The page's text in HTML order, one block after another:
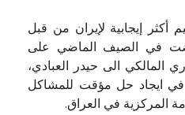
أكثر إيجابية لإيران من قبل
في الصيف الماضي على
المالكي الى حيدر العبادي،
في ايجاد حل مؤقت للمشاكل
المركزية في العراق.